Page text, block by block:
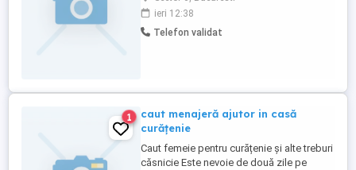
timpul zilei.
ieri 12:38
Telefon validat
1
caut menajeră ajutor in casă
curățenie
Caut femeie pentru curățenie și alte treburi
căsnicie Este nevoie de două zile pe